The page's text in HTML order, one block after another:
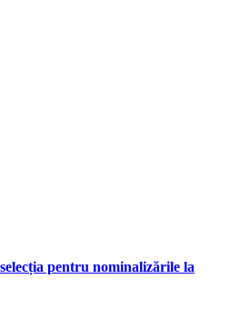
pentru nominalizările la